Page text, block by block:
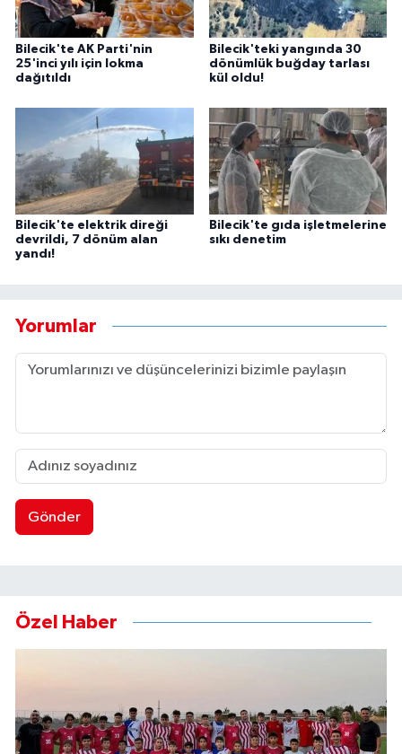
Bilecik'te AK Parti'nin
25'inci yılı için lokma
dağıtıldı
Bilecik'teki yangında 30
dönümlük buğday tarlası
kül oldu!
Bilecik'te elektrik direği
devrildi, 7 dönüm alan
yandı!
Bilecik'te gıda işletmelerine
sıkı denetim
Yorumlar
Gönder
Özel Haber